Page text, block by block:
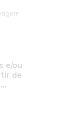
e/ou
de